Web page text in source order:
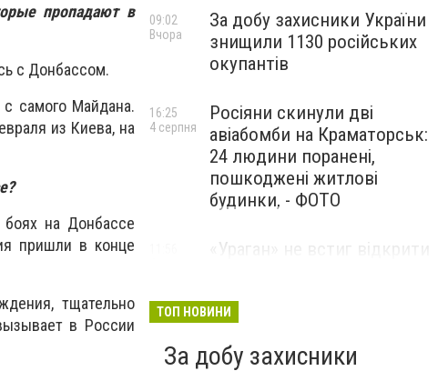
пропадают в
с Донбассом.
самого Майдана.
из Киева, на
на Донбассе
пришли в конце
тщательно
в России
За добу захисники України
знищили 1130 російських
окупантів
09:02
Вчора
Росіяни скинули дві
авіабомби на Краматорськ:
24 людини поранені,
пошкоджені житлові
будинки, - ФОТО
16:25
4 серпня
«Ураган» не встиг відкрити
на Донеччині,- ВІДЕО
ТОП НОВИНИ
За добу захисники